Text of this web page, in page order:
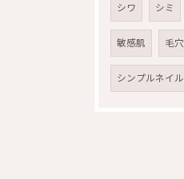
シワ シミ
敏感肌 毛穴
シンプルネイル